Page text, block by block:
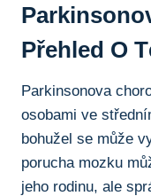
Přehled O
Parkinsonova
osobami ve
bohužel ⁣se může
porucha mozku
jeho rodinu, ale